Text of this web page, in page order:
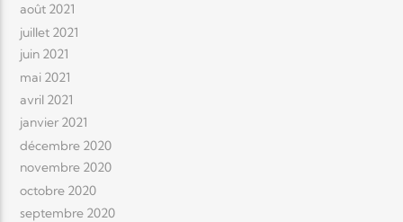
août 2021
juillet 2021
juin 2021
mai 2021
avril 2021
janvier 2021
décembre 2020
novembre 2020
octobre 2020
septembre 2020